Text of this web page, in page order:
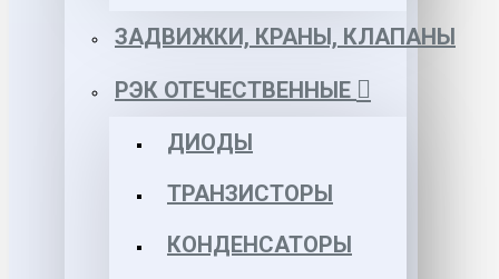
ЗАДВИЖКИ, КРАНЫ, КЛАПАНЫ
РЭК ОТЕЧЕСТВЕННЫЕ
ДИОДЫ
ТРАНЗИСТОРЫ
КОНДЕНСАТОРЫ